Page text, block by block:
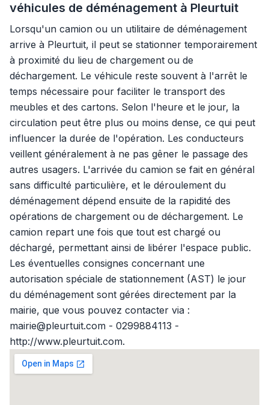
véhicules de déménagement à Pleurtuit
Lorsqu'un camion ou un utilitaire de déménagement
arrive à Pleurtuit, il peut se stationner temporairement
à proximité du lieu de chargement ou de
déchargement. Le véhicule reste souvent à l'arrêt le
temps nécessaire pour faciliter le transport des
meubles et des cartons. Selon l'heure et le jour, la
circulation peut être plus ou moins dense, ce qui peut
influencer la durée de l'opération. Les conducteurs
veillent généralement à ne pas gêner le passage des
autres usagers. L'arrivée du camion se fait en général
sans difficulté particulière, et le déroulement du
déménagement dépend ensuite de la rapidité des
opérations de chargement ou de déchargement. Le
camion repart une fois que tout est chargé ou
déchargé, permettant ainsi de libérer l'espace public.
Les éventuelles consignes concernant une
autorisation spéciale de stationnement (AST) le jour
du déménagement sont gérées directement par la
mairie, que vous pouvez contacter via :
mairie@pleurtuit.com - 0299884113 -
http://www.pleurtuit.com.